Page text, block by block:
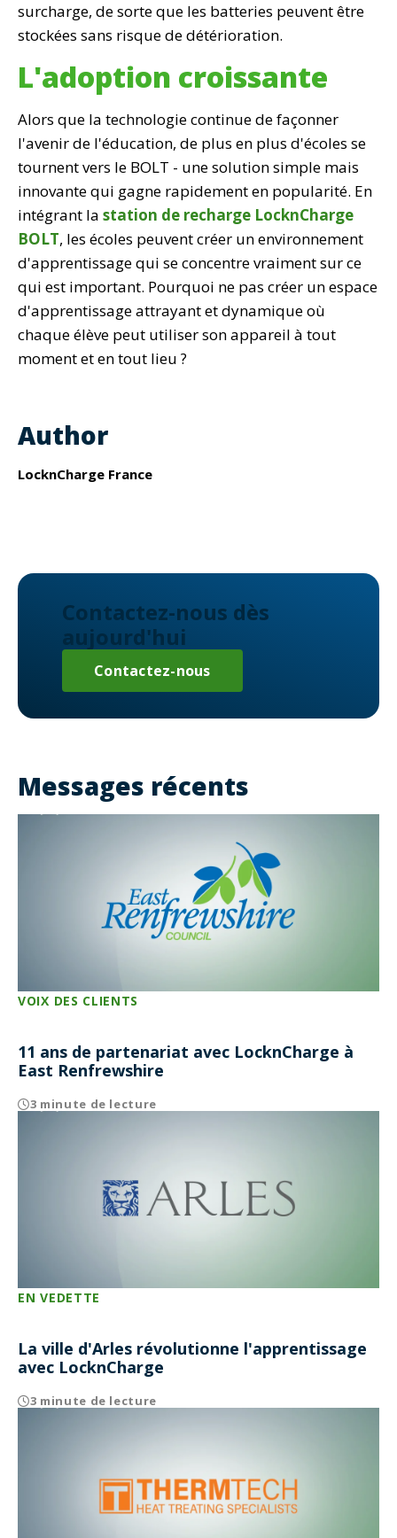
surcharge, de sorte que les batteries peuvent être
stockées sans risque de détérioration.
L'adoption croissante
Alors que la technologie continue de façonner
l'avenir de l'éducation, de plus en plus d'écoles se
tournent vers le BOLT - une solution simple mais
innovante qui gagne rapidement en popularité. En
intégrant la station de recharge LocknCharge
BOLT, les écoles peuvent créer un environnement
d'apprentissage qui se concentre vraiment sur ce
qui est important. Pourquoi ne pas créer un espace
d'apprentissage attrayant et dynamique où
chaque élève peut utiliser son appareil à tout
moment et en tout lieu ?
Author
LocknCharge France
Contactez-nous dès
aujourd'hui
Contactez-nous
Messages récents
VOIX DES CLIENTS
11 ans de partenariat avec LocknCharge à
East Renfrewshire
3 minute de lecture
EN VEDETTE
La ville d'Arles révolutionne l'apprentissage
avec LocknCharge
3 minute de lecture